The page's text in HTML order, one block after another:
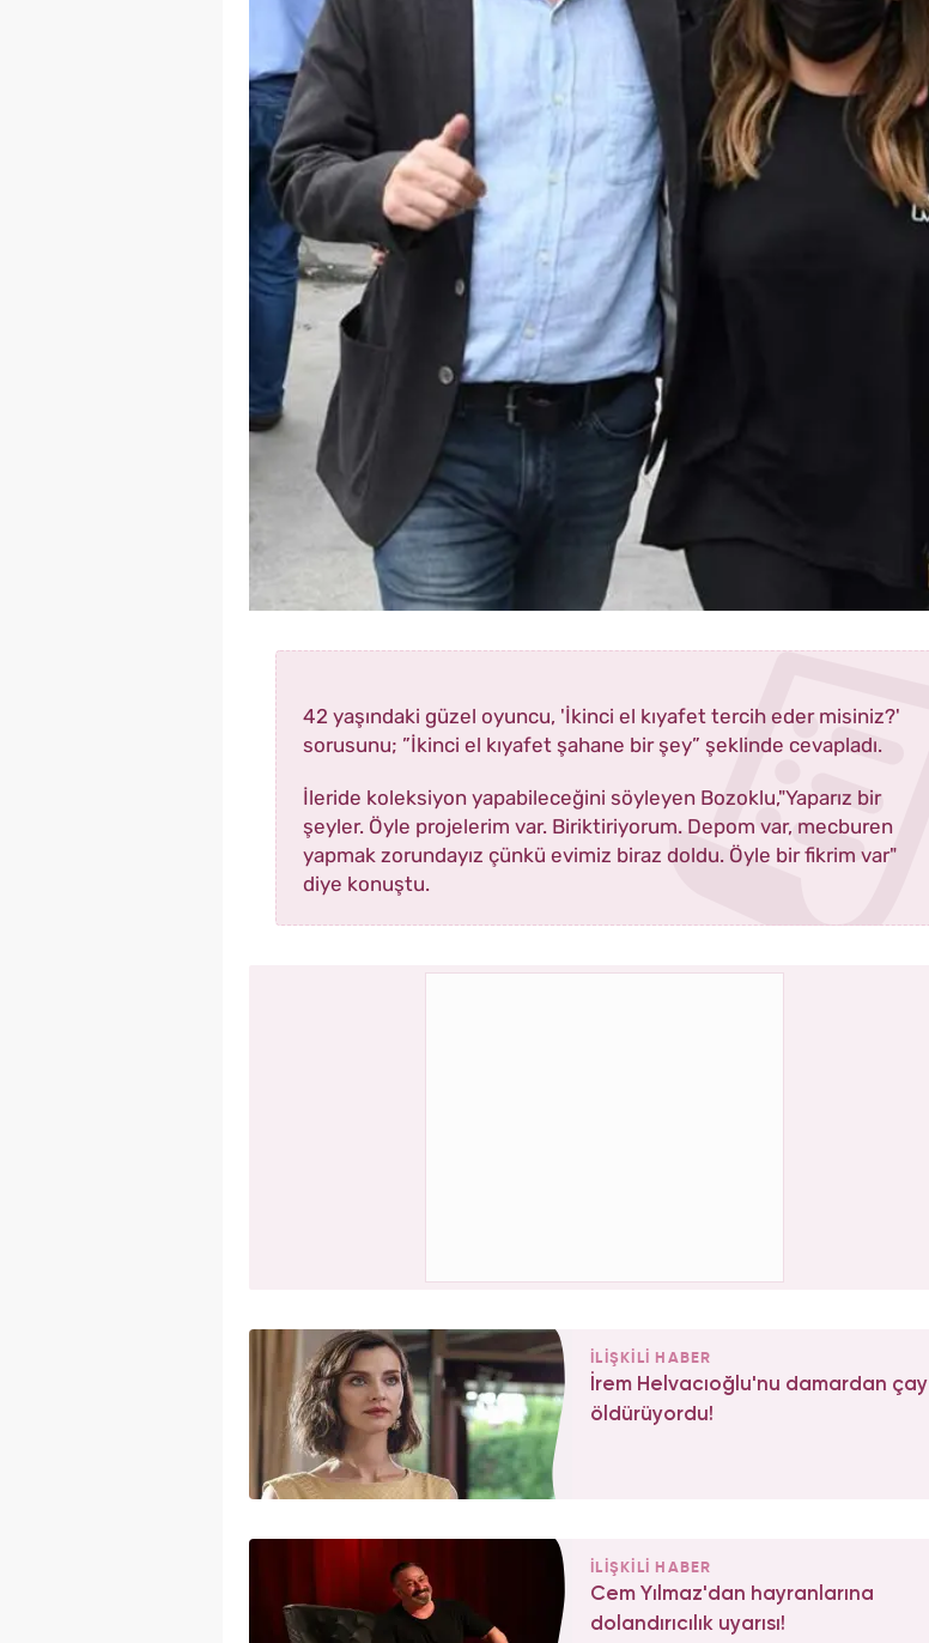
42 yaşındaki güzel oyuncu, 'İkinci el kıyafet tercih eder misiniz?'
sorusunu; ”İkinci el kıyafet şahane bir şey” şeklinde cevapladı.
İleride koleksiyon yapabileceğini söyleyen Bozoklu,"Yaparız bir
şeyler. Öyle projelerim var. Biriktiriyorum. Depom var, mecburen
yapmak zorundayız çünkü evimiz biraz doldu. Öyle bir fikrim var"
diye konuştu.
İLİŞKİLİ HABER
İrem Helvacıoğlu'nu damardan çay
öldürüyordu!
İLİŞKİLİ HABER
Cem Yılmaz'dan hayranlarına
dolandırıcılık uyarısı!